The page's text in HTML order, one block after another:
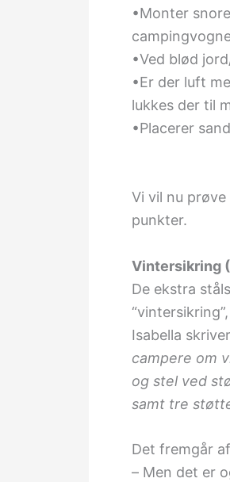
•Monter
•Ved blød
•Er der luft
lukkes der til
•Placerer
Vi vil nu
punkter.
Vintersikring
De ekstra
Isabella
campere om
og stel ved
samt tre
Det fremgår
– Men det er